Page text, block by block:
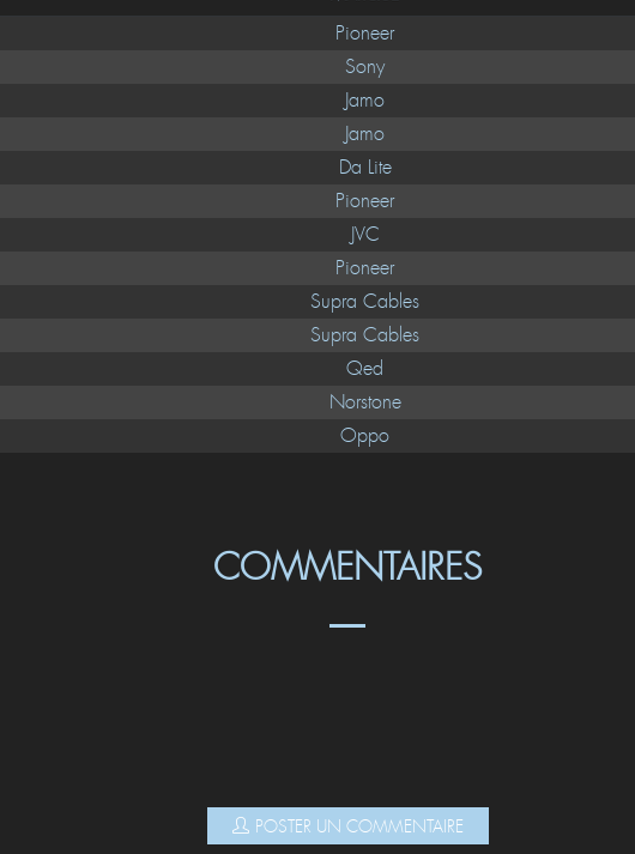
Pioneer
Sony
Jamo
Jamo
Da Lite
Pioneer
JVC
Pioneer
Supra Cables
Supra Cables
Qed
Norstone
Oppo
COMMENTAIRES
POSTER UN COMMENTAIRE